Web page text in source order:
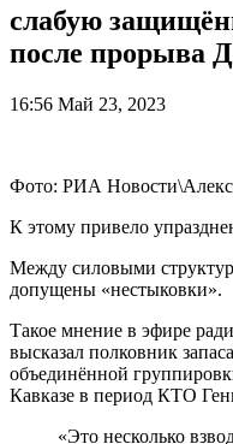
слабую
после прорыва
16:56 Май 23, 2023
Фото: РИА
К этому привело
Между силовыми
допущены «нестыковки».
Такое мнение в эфире
высказал полковник
объединённой
Кавказе в период КТО
«Это несколько